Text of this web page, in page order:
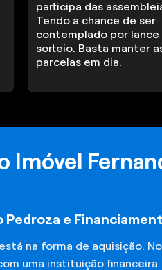
participa das
Tendo a chance de ser
contemplado por lance
sorteio. Basta manter
parcelas em dia.
Imóvel
e
na forma de aquisição.
uma instituição financeira.